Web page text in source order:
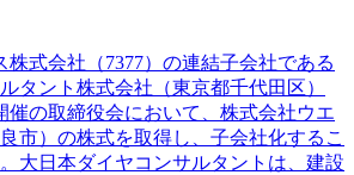
式会社（7377）の連結子会社である
タント株式会社（東京都千代田区）
催の取締役会において、株式会社ウエ
市）の株式を取得し、子会社化するこ
大日本ダイヤコンサルタントは、建設